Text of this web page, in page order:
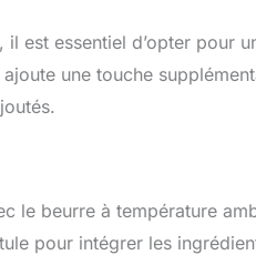
est essentiel d’opter pour
une touche
le beurre à température
pour intégrer les